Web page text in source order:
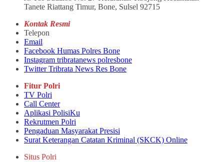
Tanete Riattang Timur, Bone, Sulsel 92715
Kontak Resmi
Telepon
Email
Facebook Humas Polres Bone
Instagram tribratanews polresbone
Twitter Tribrata News Res Bone
Fitur Polri
TV Polri
Call Center
Aplikasi PolisiKu
Rekrutmen Polri
Pengaduan Masyarakat Presisi
Surat Keterangan Catatan Kriminal (SKCK) Online
Situs Polri